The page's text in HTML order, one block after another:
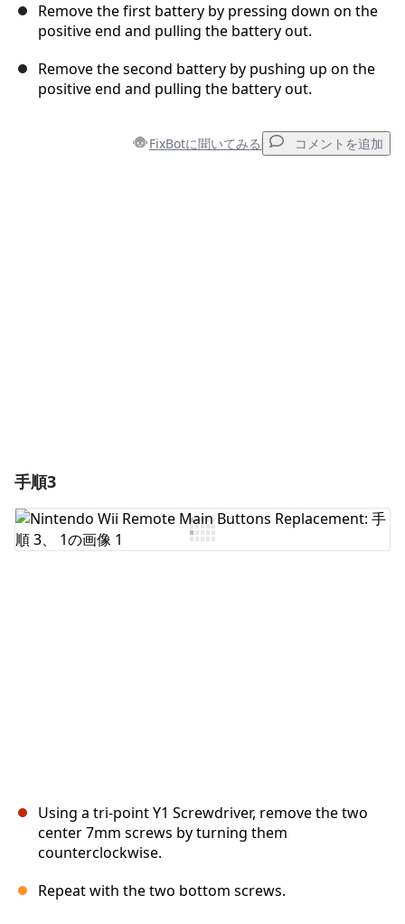
Remove the first battery by pressing down on the
positive end and pulling the battery out.
Remove the second battery by pushing up on the
positive end and pulling the battery out.
FixBotに聞いてみる コメントを追加
手順3
Using a tri-point Y1 Screwdriver, remove the two
center 7mm screws by turning them
counterclockwise.
Repeat with the two bottom screws.